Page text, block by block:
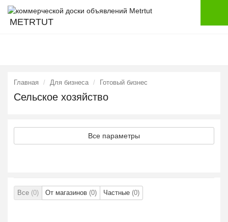
METRTUT
Главная Для бизнеса Готовый бизнес
Сельское хозяйство
Все параметры
Все (0) От магазинов (0) Частные (0)